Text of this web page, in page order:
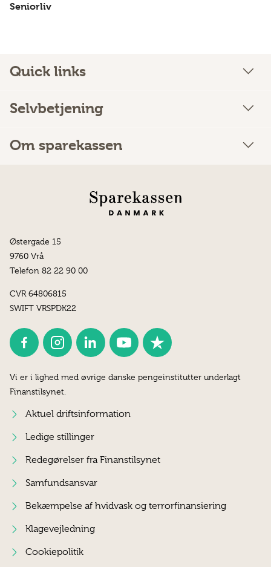
Seniorliv
Quick links
Selvbetjening
Om sparekassen
Østergade 15
9760 Vrå
Telefon 82 22 90 00
CVR 64806815
SWIFT VRSPDK22
Vi er i lighed med øvrige danske pengeinstitutter underlagt
Finanstilsynet.
Aktuel driftsinformation
Ledige stillinger
Redegørelser fra Finanstilsynet
Samfundsansvar
Bekæmpelse af hvidvask og terrorfinansiering
Klagevejledning
Cookiepolitik